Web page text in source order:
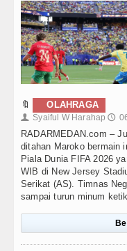
🔖 OLAHRAGA
👤 Syaiful W Harahap 🕔
RADARMEDAN.com –
ditahan Maroko bermain
Piala Dunia FIFA 2026
WIB di New Jersey
Serikat (AS). Timnas
sampai turun minum